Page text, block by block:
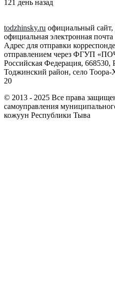
121 день назад
todzhinsky.ru официальный сайт,
официальная электронная почта
Адрес для отправки
отправлением через ФГУП
Российская Федерация, 668530,
Тоджинский район, село
20
© 2013 - 2025 Все права
самоуправления
кожуун Республики Тыва